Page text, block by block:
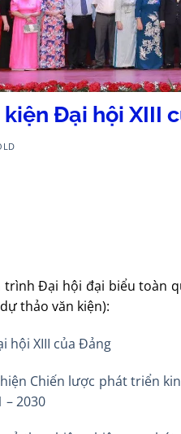
Đại hội XIII
Đại hội đại biểu toàn
thảo văn kiện):
hội XIII của Đảng
Chiến lược phát triển
– 2030